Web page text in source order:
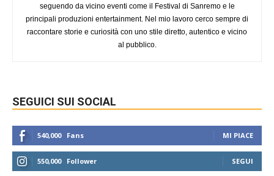
seguendo da vicino eventi come il Festival di Sanremo e le
principali produzioni entertainment. Nel mio lavoro cerco sempre di
raccontare storie e curiosità con uno stile diretto, autentico e vicino
al pubblico.
SEGUICI SUI SOCIAL
540,000 Fans MI PIACE
550,000 Follower SEGUI